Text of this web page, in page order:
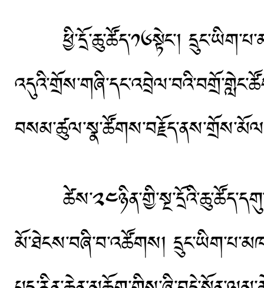
ཕྱི་དྲོ་ཆུ་ཚོད་༡༦སྟེང་།
མོ་ཐེངས་བཞི་བ་འཚོགས།